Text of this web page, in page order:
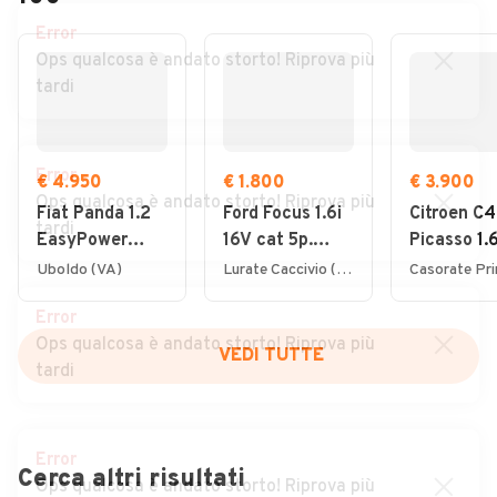
€ 4.950
Fiat Panda 1.2
EasyPower
Lounge
Uboldo (VA)
€ 1.800
Ford Focus 1.6i
16V cat 5p.
Ambiente
Lurate Caccivio (CO)
€ 3.900
Citroen C4
Picasso
7posti
VEDI TUTTE
Cerca altri risultati
Error
Ops qualcosa è andato storto! Riprova più
tardi
Error
Ops qualcosa è andato storto! Riprova più
tardi
Error
Ops qualcosa è andato storto! Riprova più
tardi
Error
Ops qualcosa è andato storto! Riprova più